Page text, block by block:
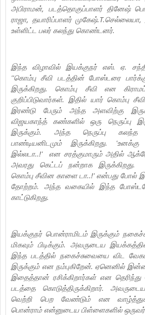
அபிராமன், படத்தொகுப்பாளர் தினேஷ்
ராஜா, தயாரிப்பாளர்
உள்ளிட்ட பலர் கலந்து கொண்டனர்.
இந்த விழாவில் இயக்குநர் எஸ். ஏ.
''கொம்பு சீவி படத்தின் போஸ்டரை
இருக்கிறது. கொம்பு சீவி என
குறிப்பிடுவார்கள். இதில் யார் கொம்பு
இரண்டு பேரும் அந்த அளவிற்கு
விஜயகாந்த் கண்களில் ஒரு நெருப்பு
இருக்கும். அந்த நெருப்பு
பாண்டியனிடமும் இருக்கிறது.
இல்லடா..!' என சரத்குமாரும் அதில்
அவரது கெட்டப் நன்றாக
கொம்பு சீவின காளை டா..!' என்பது போல்
தோற்றம். அந்த வகையில் இந்த
காட்டுகிறது.
இயக்குநர் பொன்ராமிடம் இருக்கும்
மிகவும் பிடிக்கும். அவருடைய
இந்த படத்தில் நகைச்சுவையை விட
இருக்கும் என நம்புகிறேன். ஏனெனில்
இதைத்தான் ரசிக்கிறார்கள் என
படத்தை கொடுத்திருக்கிறார்.
வெற்றி பெற வேண்டும் என
பொன்ராம் என்னுடைய பிள்ளைகளில்